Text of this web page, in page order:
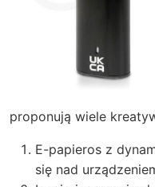
proponują wiele
E-papieros z
się nad